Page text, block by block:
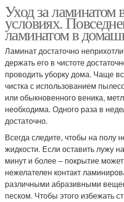
Уход за
условиях.
ламинатом в
Ламинат достаточно
держать его в чистоте
проводить уборку дома. Чаще
чистка с использованием
или обыкновенного веника,
необходима. Одного раза в
достаточно.
Всегда следите, чтобы на полу
жидкости. Если оставить лужу
минут и более – покрытие
нежелателен контакт
различными абразивными
песком. Чтобы этого избежать